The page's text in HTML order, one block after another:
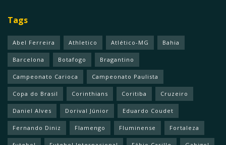
Tags
Abel Ferreira Athletico Atlético-MG Bahia
Barcelona Botafogo Bragantino
Campeonato Carioca Campeonato Paulista
Copa do Brasil Corinthians Coritiba Cruzeiro
Daniel Alves Dorival Júnior Eduardo Coudet
Fernando Diniz Flamengo Fluminense Fortaleza